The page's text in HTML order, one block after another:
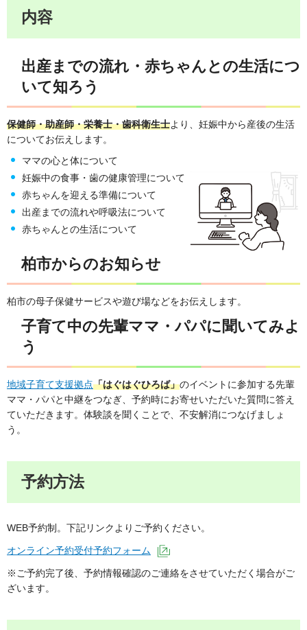
内容
出産までの流れ・赤ちゃんとの生活につ
いて知ろう
保健師・助産師・栄養士・歯科衛生士より、妊娠中から産後の生活
についてお伝えします。
ママの心と体について
妊娠中の食事・歯の健康管理について
赤ちゃんを迎える準備について
出産までの流れや呼吸法について
赤ちゃんとの生活について
柏市からのお知らせ
柏市の母子保健サービスや遊び場などをお伝えします。
子育て中の先輩ママ・パパに聞いてみよ
う
地域子育て支援拠点「はぐはぐひろば」のイベントに参加する先輩
ママ・パパと中継をつなぎ、予約時にお寄せいただいた質問に答え
ていただきます。体験談を聞くことで、不安解消につなげましょ
う。
予約方法
WEB予約制。下記リンクよりご予約ください。
オンライン予約受付予約フォーム
※ご予約完了後、予約情報確認のご連絡をさせていただく場合がご
ざいます。